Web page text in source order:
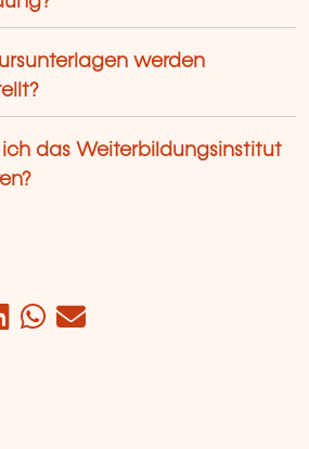
werden
das Weiterbildungsinstitut
LinkedIn
WhatsApp
Mail